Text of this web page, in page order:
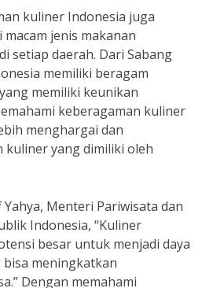
kuliner Indonesia juga
jenis makanan
setiap daerah. Dari Sabang
memiliki beragam
memiliki keunikan
keberagaman kuliner
menghargai dan
kuliner yang dimiliki oleh
Menteri Pariwisata dan
Indonesia, “Kuliner
besar untuk menjadi daya
meningkatkan
Dengan memahami